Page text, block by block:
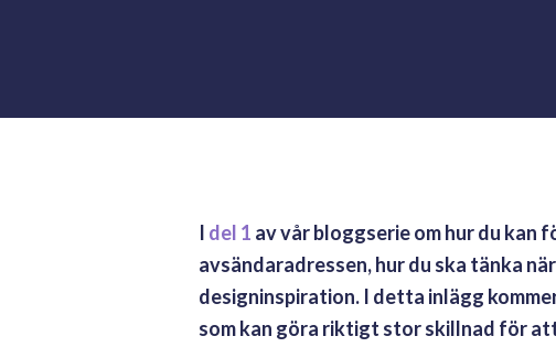
I del 1 av vår bloggserie om hur du
avsändaradressen, hur du ska tänka
designinspiration. I detta inlägg
som kan göra riktigt stor skillnad för